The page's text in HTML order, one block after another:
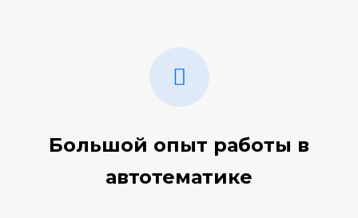
Большой опыт работы в
автотематике